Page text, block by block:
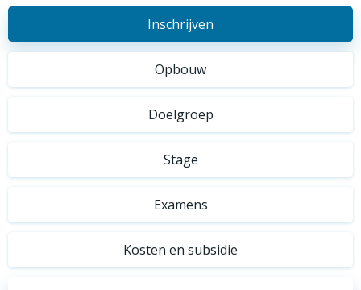
Inschrijven
Opbouw
Doelgroep
Stage
Examens
Kosten en subsidie